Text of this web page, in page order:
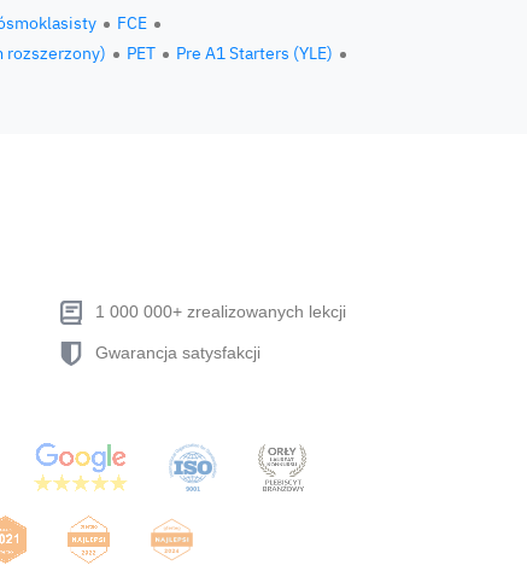
FCE
rozszerzony) PET
Pre A1 Starters (YLE)
1 000 000+ zrealizowanych lekcji
Gwarancja satysfakcji